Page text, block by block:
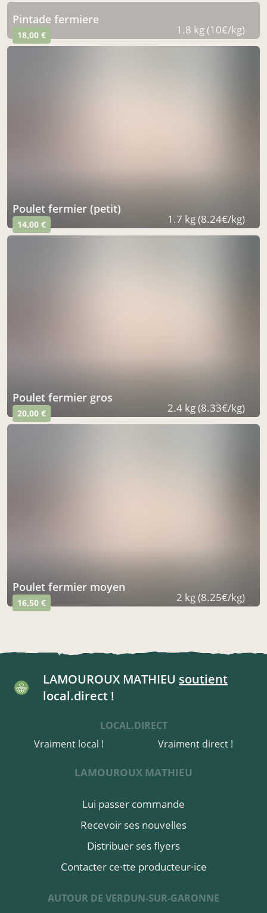
pintade fermiere
18,00 € 1.8 kg (10€/kg)
poulet fermier (petit)
14,00 € 1.7 kg (8.24€/kg)
poulet fermier gros
20,00 € 2.4 kg (8.33€/kg)
poulet fermier moyen
16,50 € 2 kg (8.25€/kg)
LAMOUROUX MATHIEU soutient
local.direct !
LOCAL.DIRECT
Vraiment local !
Vraiment direct !
LAMOUROUX MATHIEU
Lui passer commande
Recevoir ses nouvelles
Distribuer ses flyers
Contacter ce·tte producteur·ice
AUTOUR DE VERDUN-SUR-GARONNE